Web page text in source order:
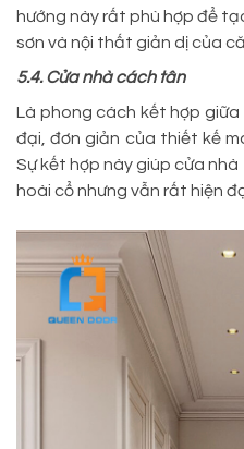
hướng này rất phù hợp để
sơn và nội thất giản dị của
5.4. Cửa nhà cách tân
Là phong cách kết hợp
đại, đơn giản của thiết kế
Sự kết hợp này giúp cửa
hoài cổ nhưng vẫn rất hiện